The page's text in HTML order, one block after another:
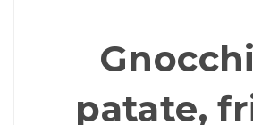
patate,